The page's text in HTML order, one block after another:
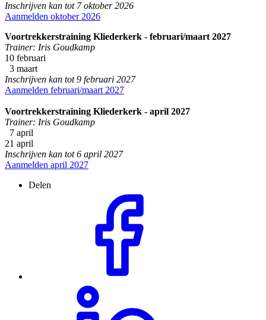
Inschrijven kan tot 7 oktober 2026
Aanmelden oktober 2026
Voortrekkerstraining Kliederkerk - februari/maart 2027
Trainer: Iris Goudkamp
10 februari
3 maart
Inschrijven kan tot 9 februari 2027
Aanmelden februari/maart 2027
Voortrekkerstraining Kliederkerk - april 2027
Trainer: Iris Goudkamp
7 april
21 april
Inschrijven kan tot 6 april 2027
Aanmelden april 2027
Delen